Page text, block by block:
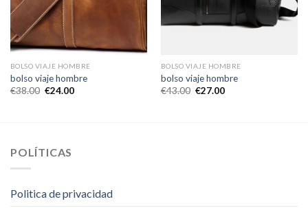
BOLSO VIAJE HOMBRE
bolso viaje hombre
€38.00 €24.00
BOLSO VIAJE HOMBRE
bolso viaje hombre
€43.00 €27.00
POLÍTICAS
Politica de privacidad